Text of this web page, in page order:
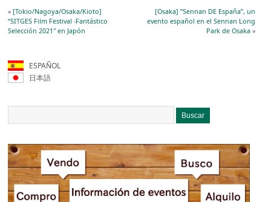
«[Tokio/Nagoya/Osaka/Kioto]
“SITGES Film Festival -Fantástico
Selección 2021″ en Japón
[Osaka] ”Sennan DE España”, un
evento español en el Sennan Long
Park de Osaka»
ESPAÑOL
日本語